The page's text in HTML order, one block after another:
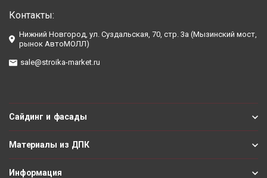
Контакты:
Нижний Новгород, ул. Суздальская, 70, стр. 3а (Мызинский мост,
рынок АвтоМОЛЛ)
sale@stroika-market.ru
Сайдинг и фасады
Материалы из ДПК
Информация